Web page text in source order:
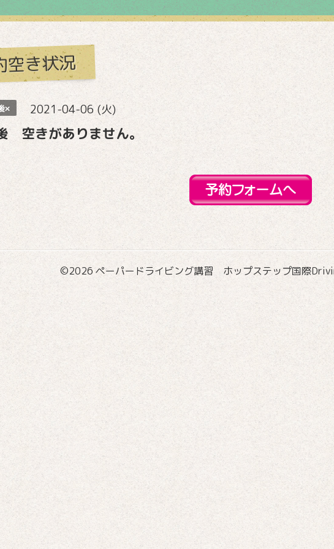
空き状況
× 2021-04-06 (火)
空きがありません。
©2026 ペーパードライビング講習 ホップステップ国際